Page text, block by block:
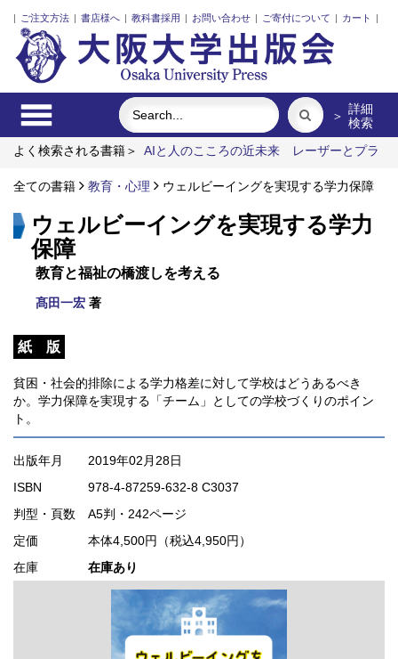
| ご注文方法 | 書店様へ | 教科書採用 | お問い合わせ | ご寄付について | カート |
＞ 詳細
検索
よく検索される書籍＞
AIと人のこころの近未来
レーザーとプラ
料の知的設計
リスク意思決定論 関係人口の社会学
街に拓く
全ての書籍 教育・心理 ウェルビーイングを実現する学力保障
ウェルビーイングを実現する学力
保障
教育と福祉の橋渡しを考える
髙田一宏 著
紙 版
貧困・社会的排除による学力格差に対して学校はどうあるべき
か。学力保障を実現する「チーム」としての学校づくりのポイン
ト。
出版年月
2019年02月28日
ISBN
978-4-87259-632-8 C3037
判型・頁数 A5判・242ページ
定価
本体4,500円（税込4,950円）
在庫
在庫あり